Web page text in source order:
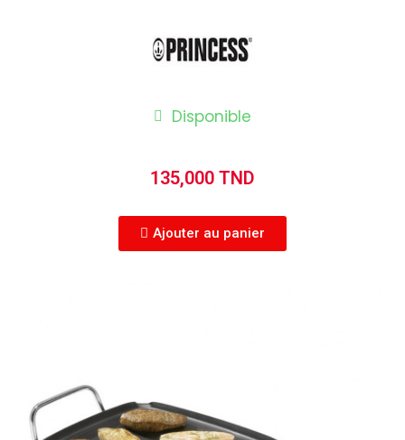
Disponible
135,000 TND
Ajouter au panier